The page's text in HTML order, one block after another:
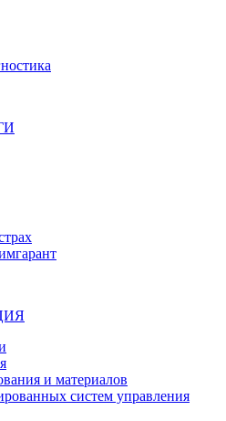
и материалов
систем управления